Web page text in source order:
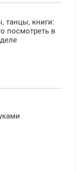
танцы, книги:
посмотреть в